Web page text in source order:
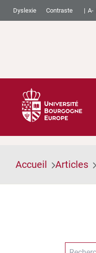
Dyslexie Contraste A-
Accueil Articles